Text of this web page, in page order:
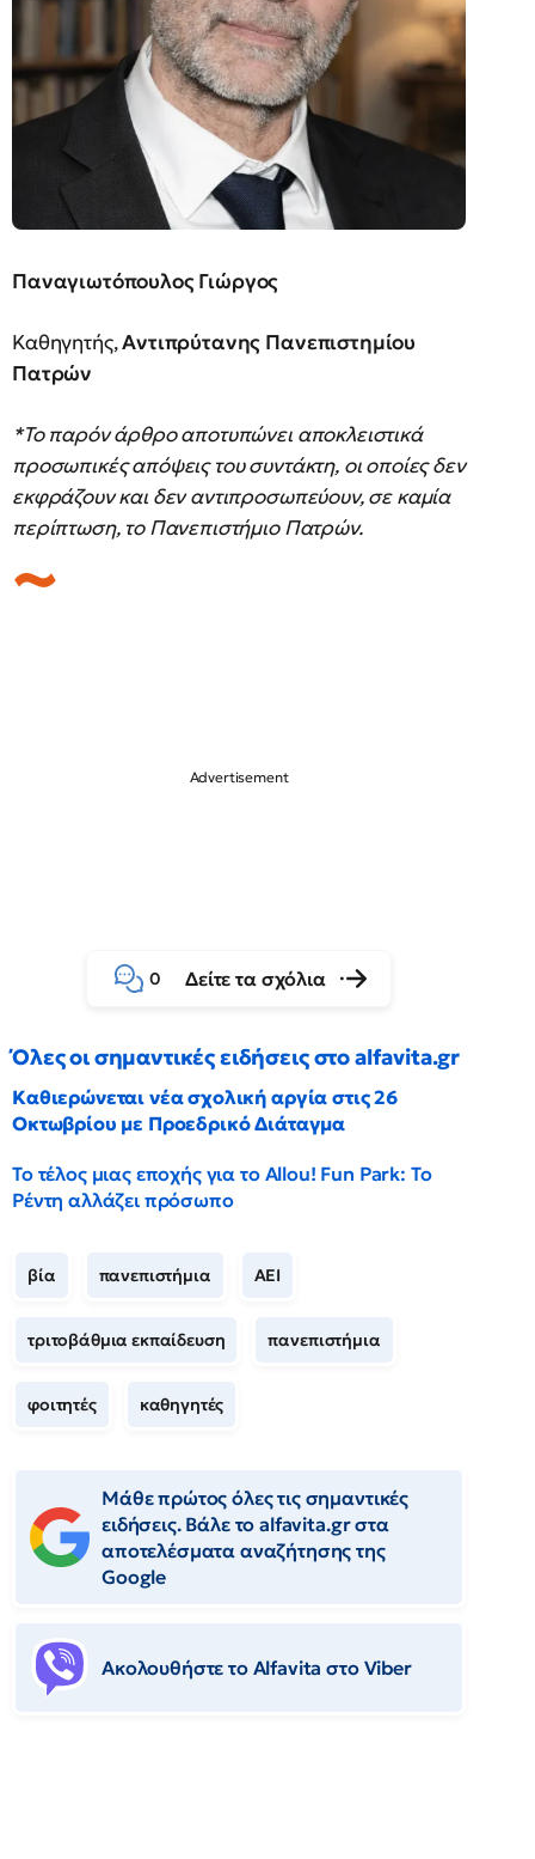
Παναγιωτόπουλος Γιώργος
Καθηγητής,Αντιπρύτανης Πανεπιστημίου
Πατρών
*Το παρόν άρθρο αποτυπώνει αποκλειστικά
προσωπικές απόψεις του συντάκτη, οι οποίες δεν
εκφράζουν και δεν αντιπροσωπεύουν, σε καμία
περίπτωση, το Πανεπιστήμιο Πατρών.
0 Δείτε τα σχόλια
Όλες οι σημαντικές ειδήσεις στο alfavita.gr
Καθιερώνεται νέα σχολική αργία στις 26
Οκτωβρίου με Προεδρικό Διάταγμα
Το τέλος μιας εποχής για το Allou! Fun Park: Το
Ρέντη αλλάζει πρόσωπο
βία πανεπιστήμια ΑΕΙ
τριτοβάθμια εκπαίδευση πανεπιστήμια
φοιτητές καθηγητές
Μάθε πρώτος όλες τις σημαντικές
ειδήσεις. Βάλε το alfavita.gr στα
αποτελέσματα αναζήτησης της
Google
Ακολουθήστε το Αlfavita στο Viber